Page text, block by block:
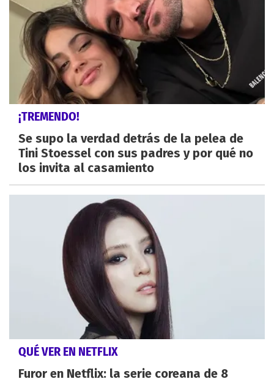
¡TREMENDO!
Se supo la verdad detrás de la pelea de
Tini Stoessel con sus padres y por qué no
los invita al casamiento
QUÉ VER EN NETFLIX
Furor en Netflix: la serie coreana de 8